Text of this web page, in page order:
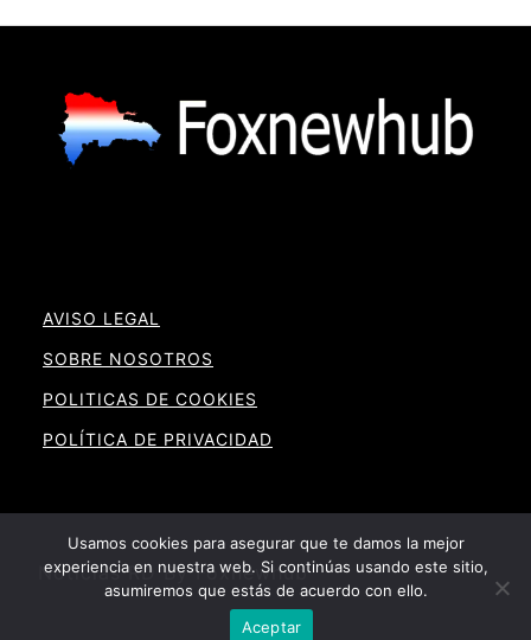
AVISO LEGAL
SOBRE NOSOTROS
POLITICAS DE COOKIES
POLÍTICA DE PRIVACIDAD
Noticias RD By Foxnewhub
Usamos cookies para asegurar que te damos la mejor
experiencia en nuestra web. Si continúas usando este sitio,
asumiremos que estás de acuerdo con ello.
Aceptar